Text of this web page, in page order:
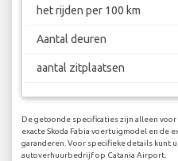
het rijden per 100 km
Aantal deuren
aantal zitplaatsen
De getoonde specificaties zijn alleen
exacte Skoda Fabia voertuigmodel en de
garanderen. Voor specifieke details kunt
autoverhuurbedrijf op Catania Airport.